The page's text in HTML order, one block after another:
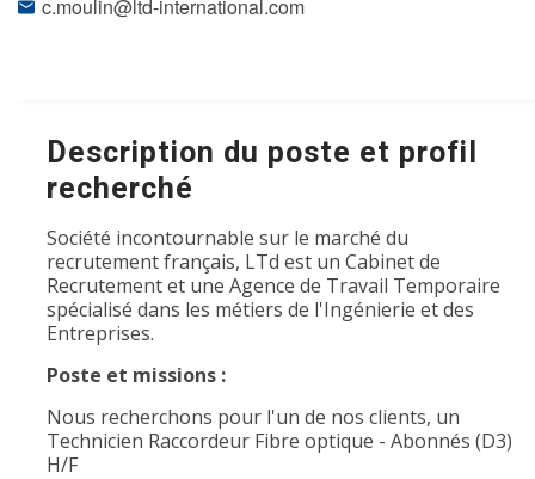
c.moulin@ltd-international.com
Description du poste et profil
recherché
Société incontournable sur le marché du
recrutement français, LTd est un Cabinet de
Recrutement et une Agence de Travail Temporaire
spécialisé dans les métiers de l'Ingénierie et des
Entreprises.
Poste et missions :
Nous recherchons pour l'un de nos clients, un
Technicien Raccordeur Fibre optique - Abonnés (D3)
H/F